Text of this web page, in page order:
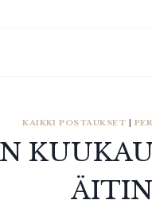
KAIKKI POSTAUKSET |